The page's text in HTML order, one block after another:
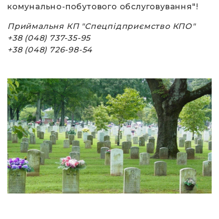
комунально-побутового обслуговування"!
Приймальня КП "Спецпідприємство КПО"
+38 (048) 737-35-95
+38 (048) 726-98-54